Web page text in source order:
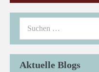
Aktuelle Blogs